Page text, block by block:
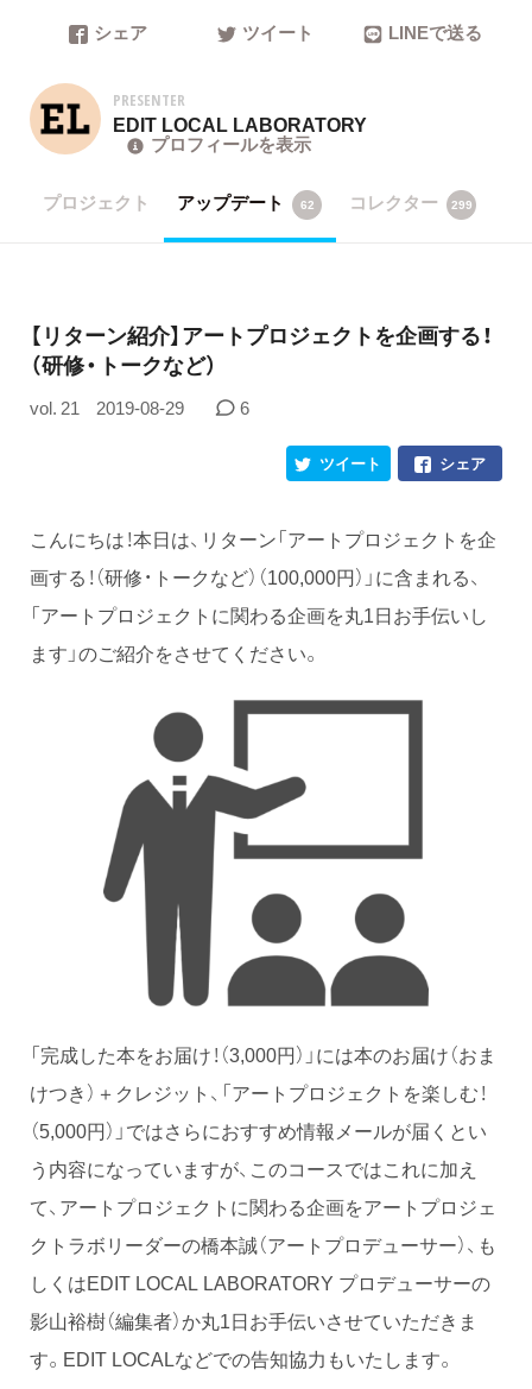
シェア ツイート LINEで送る
PRESENTER
EDIT LOCAL LABORATORY
プロフィールを表示
プロジェクト アップデート 62 コレクター 299
【リターン紹介】アートプロジェクトを企画する！
（研修・トークなど）
vol. 21 2019-08-29 6
シェア
ツイート
こんにちは！本日は、リターン「アートプロジェクトを企
画する！（研修・トークなど）（100,000円）」に含まれる、
「アートプロジェクトに関わる企画を丸1日お手伝いし
ます」のご紹介をさせてください。
「完成した本をお届け！（3,000円）」には本のお届け（おま
けつき）＋クレジット、「アートプロジェクトを楽しむ！
（5,000円）」ではさらにおすすめ情報メールが届くとい
う内容になっていますが、このコースではこれに加え
て、アートプロジェクトに関わる企画をアートプロジェ
クトラボリーダーの橋本誠（アートプロデューサー）、も
しくはEDIT LOCAL LABORATORY プロデューサーの
影山裕樹（編集者）か丸1日お手伝いさせていただきま
す。EDIT LOCALなどでの告知協力もいたします。